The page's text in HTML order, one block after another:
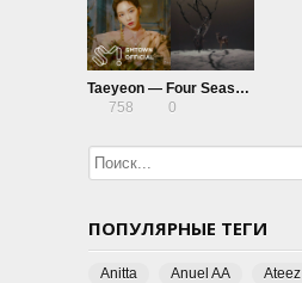
Taeyeon — Four Seasons
758
0
ПОПУЛЯРНЫЕ ТЕГИ
Anitta Anuel AA Ateez